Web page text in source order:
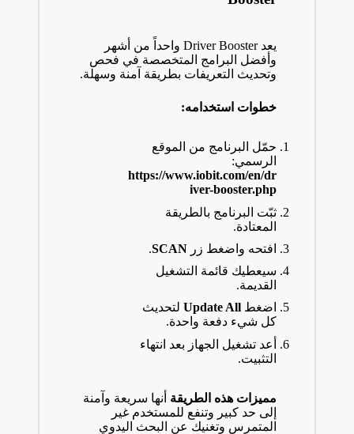
يعد Driver Booster واحداً من أشهر
وأفضل البرامج المتخصصة في فحص
وتحديث التعريفات بطريقة آمنة وسهلة.
خطوات استخدامه:
حمّل البرنامج من الموقع
الرسمي:
https://www.iobit.com/en/dr
iver-booster.php
ثبّت البرنامج بالطريقة
المعتادة.
افتحه واضغط زر SCAN
.
سيعطيك قائمة التشغيل
القديمة.
اضغط Update Allلتحديث
كل شيء دفعة واحدة.
أعد تشغيل الجهاز بعد انتهاء
التثبيت.
مميزات هذه الطريقة أنها سريعة وآمنة
إلى حد كبير وتنفع للمستخدم غير
المتمرس وتغنيك عن البحث اليدوي